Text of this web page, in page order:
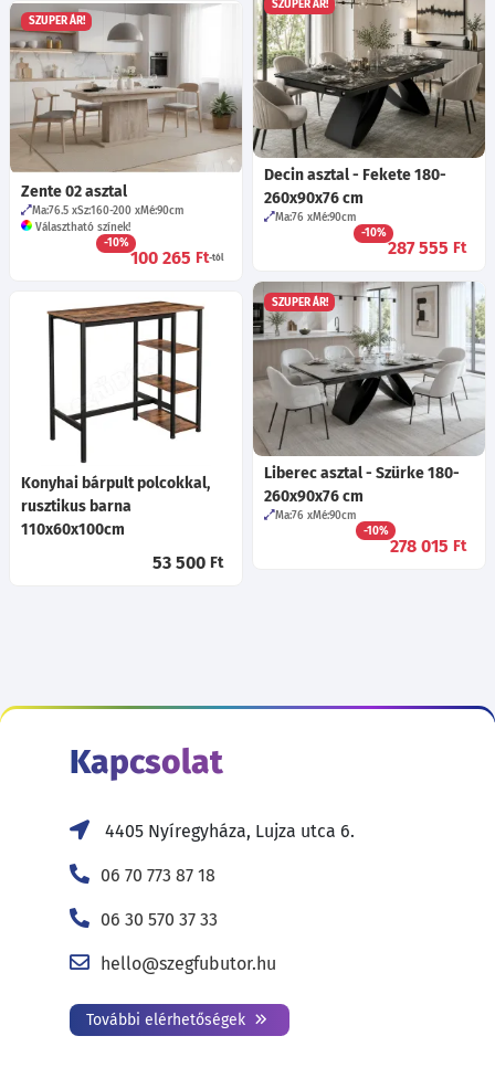
SZUPER ÁR!
Decin asztal - Fekete 180-
260x90x76 cm
Ma:76 Mé:90cm
-10%
287 555 Ft
SZUPER ÁR!
Zente 02 asztal
Ma:76.5 Sz:160-200 Mé:90cm
Választható színek!
-10%
100 265 Ft-tól
SZUPER ÁR!
Liberec asztal - Szürke 180-
260x90x76 cm
Ma:76 Mé:90cm
-10%
278 015 Ft
Konyhai bárpult polcokkal,
rusztikus barna
110x60x100cm
53 500 Ft
Kapcsolat
4405 Nyíregyháza, Lujza utca 6.
06 70 773 87 18
06 30 570 37 33
hello@szegfubutor.hu
További elérhetőségek